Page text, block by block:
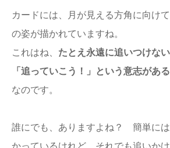
カードには、月が見える方角に向け
の姿が描かれていますね。
これはね、 たとえ永遠に追いつけな
「追っていこう！」という意志があ
なのです。
誰にでも、ありますよね？ 簡単に